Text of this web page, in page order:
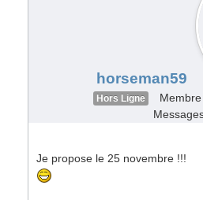
horseman59
Hors Ligne
Je propose le 25 novembre !!!